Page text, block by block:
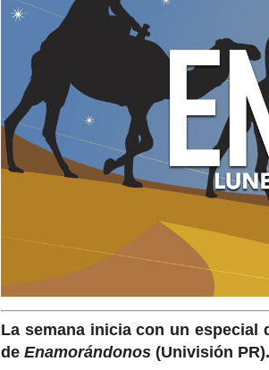
La semana inicia con un especial
de Enamorándonos (Univisión PR).